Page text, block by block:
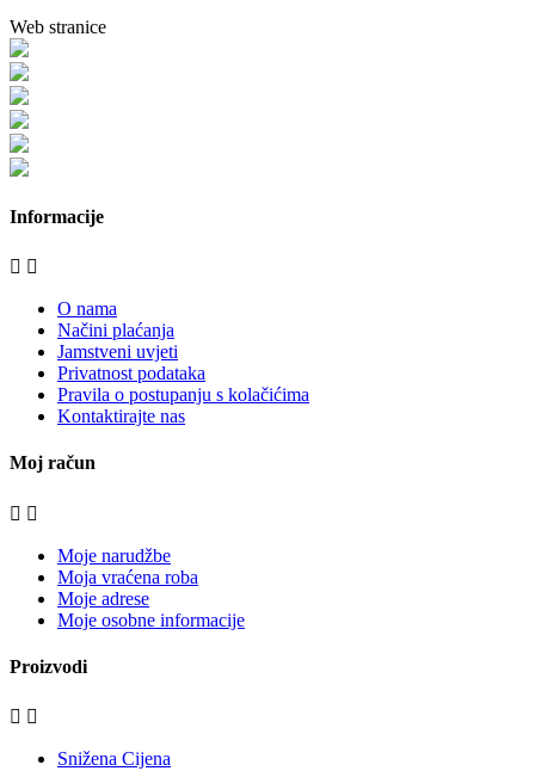
Web stranice
Informacije
 
O nama
Načini plaćanja
Jamstveni uvjeti
Privatnost podataka
Pravila o postupanju s kolačićima
Kontaktirajte nas
Moj račun
 
Moje narudžbe
Moja vraćena roba
Moje adrese
Moje osobne informacije
Proizvodi
 
Snižena Cijena